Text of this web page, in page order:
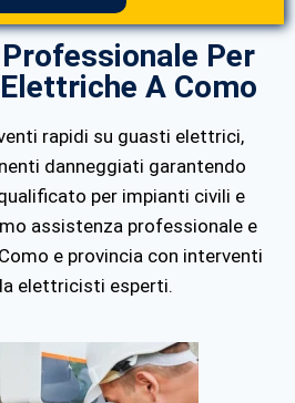
Per
A Como
rapidi su guasti elettrici,
danneggiati garantendo
per impianti civili e
assistenza professionale e
Como e provincia con interventi
elettricisti esperti.